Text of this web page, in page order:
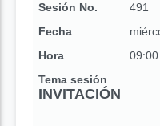
Sesión No.
491
Fecha
Hora
09:00
Tema sesión
INVITACIÓN